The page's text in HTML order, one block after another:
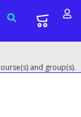
and group(s).